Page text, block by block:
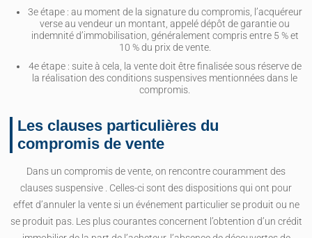
3e étape : au moment de la signature du compromis, l’acquéreur
verse au vendeur un montant, appelé dépôt de garantie ou
indemnité d’immobilisation, généralement compris entre 5 % et
10 % du prix de vente.
4e étape : suite à cela, la vente doit être finalisée sous réserve de
la réalisation des conditions suspensives mentionnées dans le
compromis.
Les clauses particulières du
compromis de vente
Dans un compromis de vente, on rencontre couramment des
clauses suspensive . Celles-ci sont des dispositions qui ont pour
effet d’annuler la vente si un événement particulier se produit ou ne
se produit pas. Les plus courantes concernent l’obtention d’un crédit